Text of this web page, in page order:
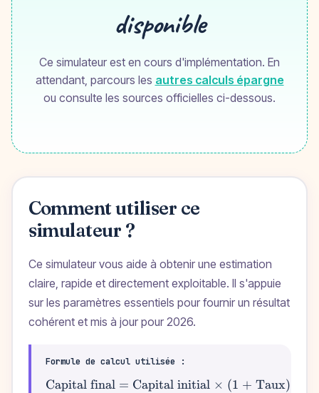
disponible
Ce simulateur est en cours d'implémentation. En
attendant, parcours les autres calculs épargne
ou consulte les sources officielles ci-dessous.
Comment utiliser ce
simulateur ?
Ce simulateur vous aide à obtenir une estimation
claire, rapide et directement exploitable. Il s'appuie
sur les paramètres essentiels pour fournir un résultat
cohérent et mis à jour pour 2026.
Formule de calcul utilisée :
\text{Capital final =
Capital final = Capital initial × (1 + Taux)^